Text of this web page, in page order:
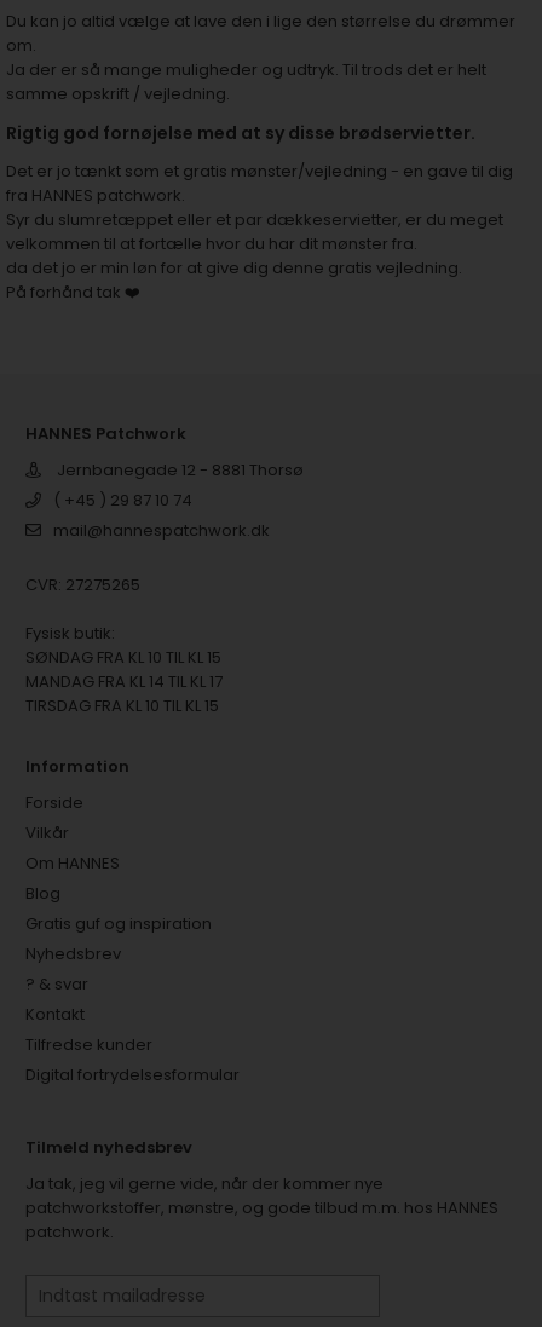
Du kan jo altid vælge at lave den i lige den størrelse du drømmer
om.
Ja der er så mange muligheder og udtryk. Til trods det er helt
samme opskrift / vejledning.
Rigtig god fornøjelse med at sy disse brødservietter.
Det er jo tænkt som et gratis mønster/vejledning - en gave til dig
fra HANNES patchwork.
Syr du slumretæppet eller et par dækkeservietter, er du meget
velkommen til at fortælle hvor du har dit mønster fra.
da det jo er min løn for at give dig denne gratis vejledning.
På forhånd tak ❤️
HANNES Patchwork
Jernbanegade 12 - 8881 Thorsø
( +45 ) 29 87 10 74
mail@hannespatchwork.dk
CVR: 27275265
Fysisk butik:
SØNDAG FRA KL 10 TIL KL 15
MANDAG FRA KL 14 TIL KL 17
TIRSDAG FRA KL 10 TIL KL 15
Information
Forside
Vilkår
Om HANNES
Blog
Gratis guf og inspiration
Nyhedsbrev
? & svar
Kontakt
Tilfredse kunder
Digital fortrydelsesformular
Tilmeld nyhedsbrev
Ja tak, jeg vil gerne vide, når der kommer nye
patchworkstoffer, mønstre, og gode tilbud m.m. hos HANNES
patchwork.